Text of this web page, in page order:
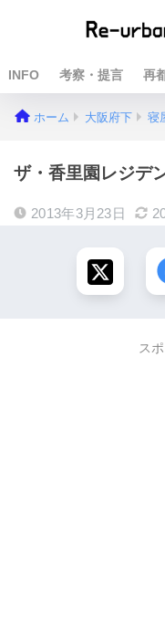
INFO 考察・提言 再
ホーム 大阪府下 寝
ザ・香里園レジデ
2013年3月23日
ス